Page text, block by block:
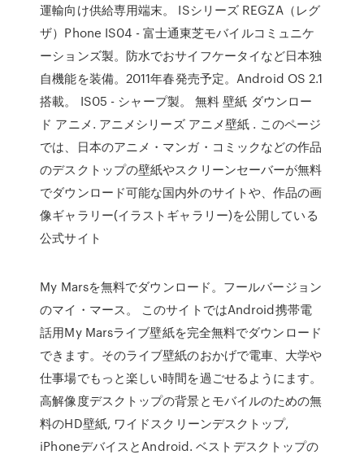
運輸向け供給専用端末。 ISシリーズ REGZA（レグ
ザ）Phone IS04 - 富士通東芝モバイルコミュニケ
ーションズ製。防水でおサイフケータイなど日本独
自機能を装備。2011年春発売予定。Android OS 2.1
搭載。 IS05 - シャープ製。 無料 壁紙 ダウンロー
ド アニメ. アニメシリーズ アニメ壁紙 . このページ
では、日本のアニメ・マンガ・コミックなどの作品
のデスクトップの壁紙やスクリーンセーバーが無料
でダウンロード可能な国内外のサイトや、作品の画
像ギャラリー(イラストギャラリー)を公開している
公式サイト
My Marsを無料でダウンロード。フールバージョン
のマイ・マース。 このサイトではAndroid携帯電
話用My Marsライブ壁紙を完全無料でダウンロード
できます。そのライブ壁紙のおかげで電車、大学や
仕事場でもっと楽しい時間を過ごせるようにます。
高解像度デスクトップの背景とモバイルのための無
料のHD壁紙, ワイドスクリーンデスクトップ,
iPhoneデバイスとAndroid. ベストデスクトップの